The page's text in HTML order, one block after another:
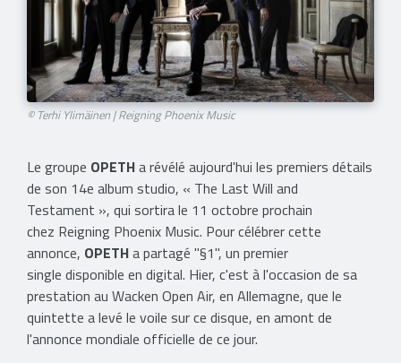
© Terhi Ylimäinen | Reigning Phoenix Music
Le groupe OPETHa révélé aujourd'hui les premiers détails
de son 14e album studio, « The Last Will and
Testament », qui sortira le 11 octobre prochain
chez Reigning Phoenix Music. Pour célébrer cette
annonce, OPETHa partagé "§1", un premier
single disponible en digital. Hier, c'est à l'occasion de sa
prestation au Wacken Open Air, en Allemagne, que le
quintette a levé le voile sur ce disque, en amont de
l'annonce mondiale officielle de ce jour.